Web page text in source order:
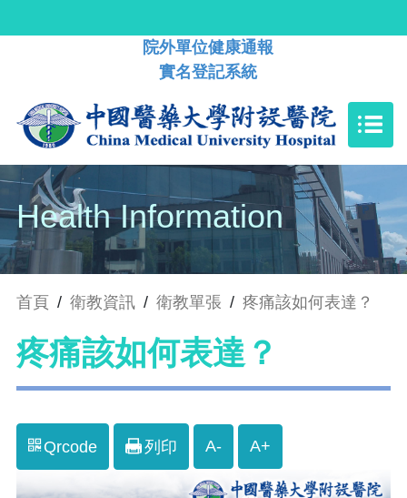
院外單位健康通報
實名登記系統
Health Information
首頁 / 衛教資訊 / 衛教單張 / 疼痛該如何表達？
疼痛該如何表達？
Qrcode 列印 A- A+